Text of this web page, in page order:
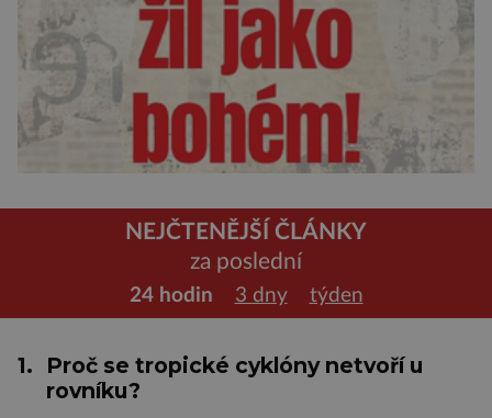
NEJČTENĚJŠÍ ČLÁNKY
za poslední
24 hodin 3 dny týden
1.
Proč se tropické cyklóny netvoří u
rovníku?